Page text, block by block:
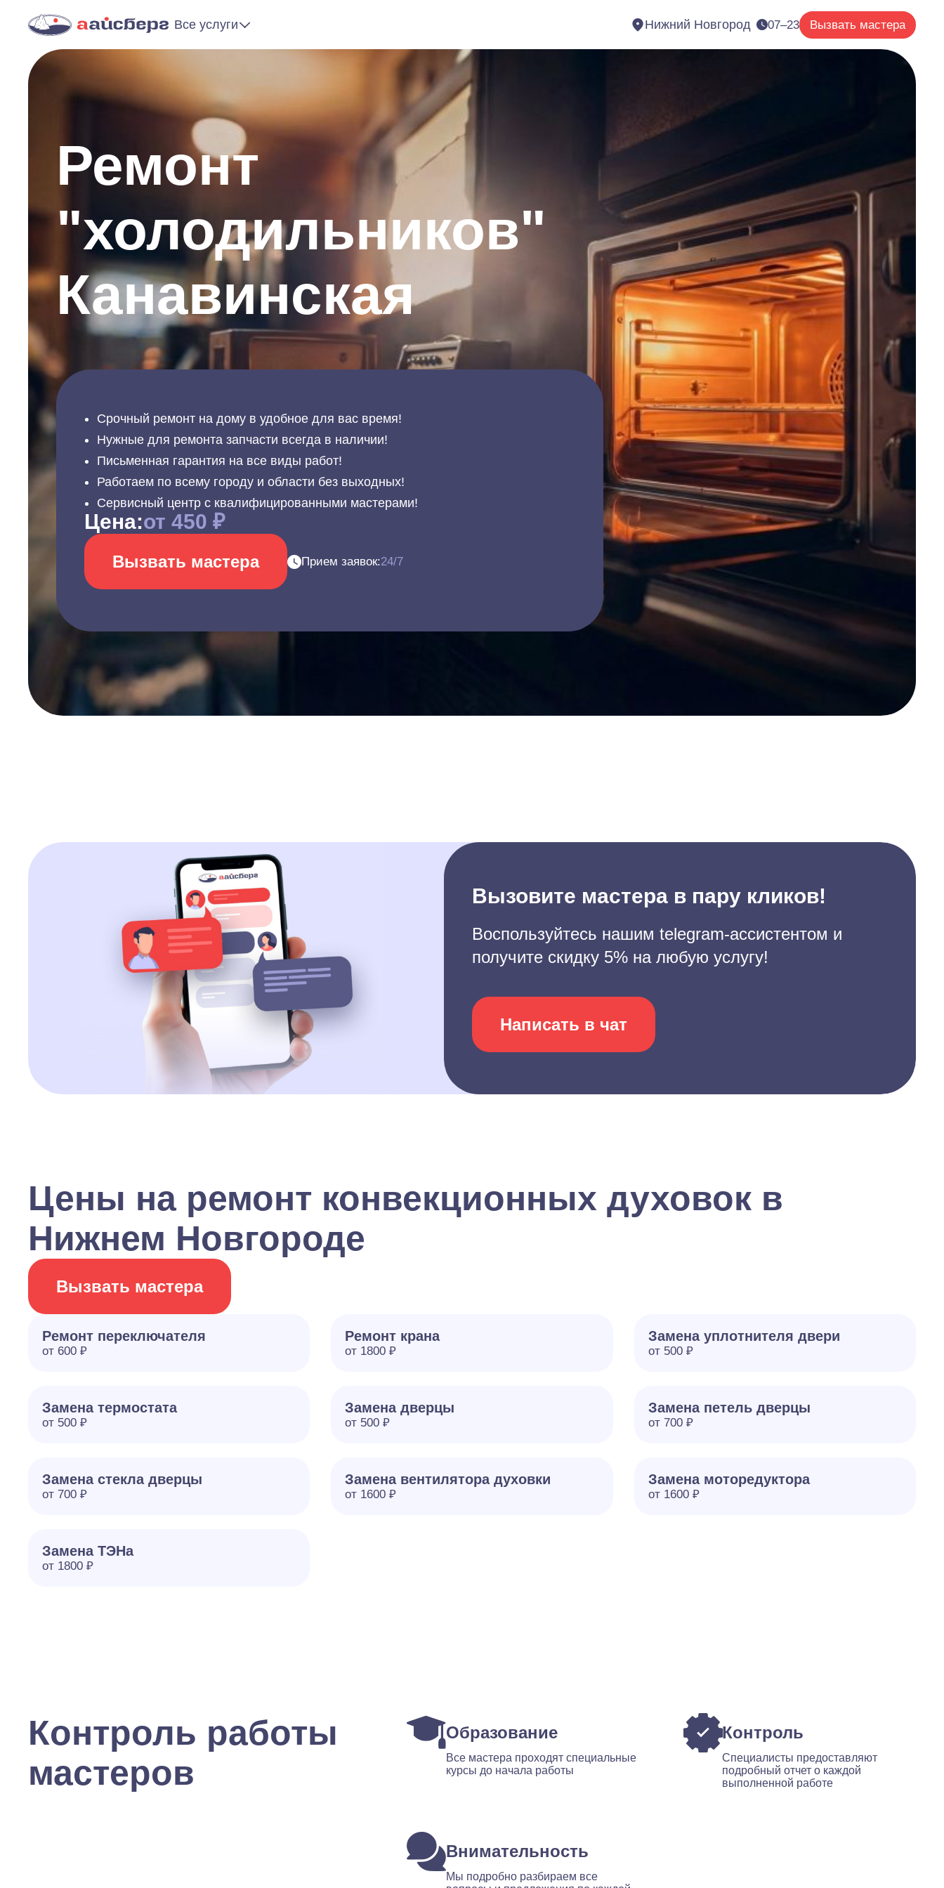
Все услуги Нижний Новгород 07–23 Вызвать мастера
Ремонт
"холодильников"
Канавинская
Срочный ремонт на дому в удобное для вас время!
Нужные для ремонта запчасти всегда в наличии!
Письменная гарантия на все виды работ!
Работаем по всему городу и области без выходных!
Сервисный центр с квалифицированными мастерами!
Цена:от 450 ₽
Вызвать мастера Прием заявок:24/7
Вызовите мастера в пару кликов!
Воспользуйтесь нашим telegram-ассистентом и
получите скидку 5% на любую услугу!
Написать в чат
Цены на ремонт конвекционных духовок в
Нижнем Новгороде
Вызвать мастера
Ремонт переключателя
от 600 ₽
Ремонт крана
от 1800 ₽
Замена уплотнителя двери
от 500 ₽
Замена термостата
от 500 ₽
Замена дверцы
от 500 ₽
Замена петель дверцы
от 700 ₽
Замена стекла дверцы
от 700 ₽
Замена вентилятора духовки
от 1600 ₽
Замена моторедуктора
от 1600 ₽
Замена ТЭНа
от 1800 ₽
Контроль работы
мастеров
Образование
Все мастера проходят специальные
курсы до начала работы
Контроль
Специалисты предоставляют
подробный отчет о каждой
выполненной работе
Внимательность
Мы подробно разбираем все